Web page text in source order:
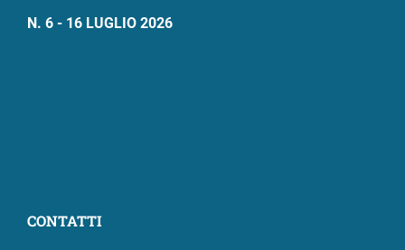
N. 6 - 16 LUGLIO 2026
CONTATTI